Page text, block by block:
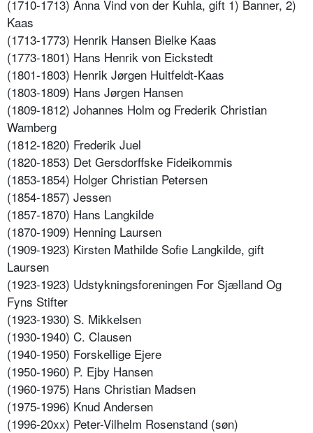
(1710-1713) Anna Vind von der Kuhla, gift 1) Banner, 2)
Kaas
(1713-1773) Henrik Hansen Bielke Kaas
(1773-1801) Hans Henrik von Eickstedt
(1801-1803) Henrik Jørgen Huitfeldt-Kaas
(1803-1809) Hans Jørgen Hansen
(1809-1812) Johannes Holm og Frederik Christian
Wamberg
(1812-1820) Frederik Juel
(1820-1853) Det Gersdorffske Fideikommis
(1853-1854) Holger Christian Petersen
(1854-1857) Jessen
(1857-1870) Hans Langkilde
(1870-1909) Henning Laursen
(1909-1923) Kirsten Mathilde Sofie Langkilde, gift
Laursen
(1923-1923) Udstykningsforeningen For Sjælland Og
Fyns Stifter
(1923-1930) S. Mikkelsen
(1930-1940) C. Clausen
(1940-1950) Forskellige Ejere
(1950-1960) P. Ejby Hansen
(1960-1975) Hans Christian Madsen
(1975-1996) Knud Andersen
(1996-20xx) Peter-Vilhelm Rosenstand (søn)